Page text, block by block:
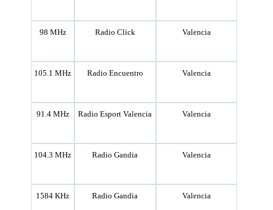
98 MHz Radio Click Valencia
105.1 MHz Radio Encuentro Valencia
91.4 MHz Radio Esport Valencia Valencia
104.3 MHz Radio Gandia Valencia
1584 KHz Radio Gandia Valencia